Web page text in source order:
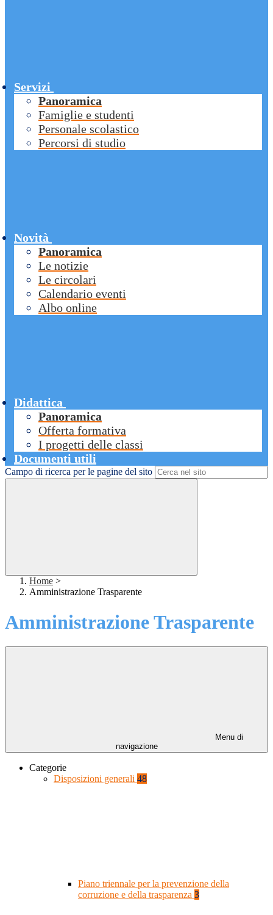
Servizi
Panoramica
Famiglie e studenti
Personale scolastico
Percorsi di studio
Novità
Panoramica
Le notizie
Le circolari
Calendario eventi
Albo online
Didattica
Panoramica
Offerta formativa
I progetti delle classi
Documenti utili
Campo di ricerca per le pagine del sito
Home >
Amministrazione Trasparente
Amministrazione Trasparente
Menu di
navigazione
Categorie
Disposizioni generali 48
Piano triennale per la prevenzione della
corruzione e della trasparenza 3